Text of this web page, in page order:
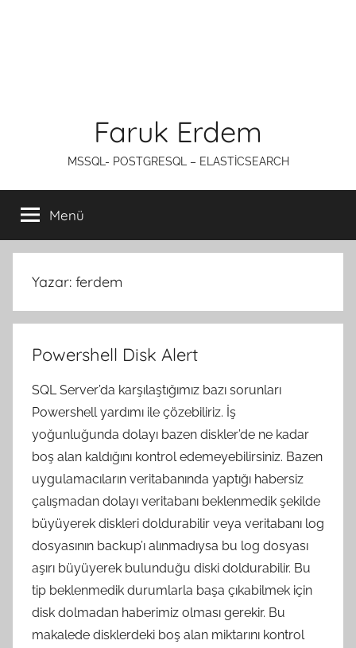
Faruk Erdem
MSSQL- POSTGRESQL – ELASTİCSEARCH
Menü
Yazar: ferdem
Powershell Disk Alert
SQL Server’da karşılaştığımız bazı sorunları
Powershell yardımı ile çözebiliriz. İş
yoğunluğunda dolayı bazen diskler’de ne kadar
boş alan kaldığını kontrol edemeyebilirsiniz. Bazen
uygulamacıların veritabanında yaptığı habersiz
çalışmadan dolayı veritabanı beklenmedik şekilde
büyüyerek diskleri doldurabilir veya veritabanı log
dosyasının backup’ı alınmadıysa bu log dosyası
aşırı büyüyerek bulunduğu diski doldurabilir. Bu
tip beklenmedik durumlarla başa çıkabilmek için
disk dolmadan haberimiz olması gerekir. Bu
makalede disklerdeki boş alan miktarını kontrol